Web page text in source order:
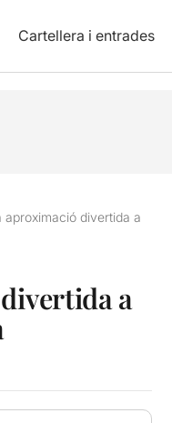
Cartellera i entrades
aproximació divertida a
a